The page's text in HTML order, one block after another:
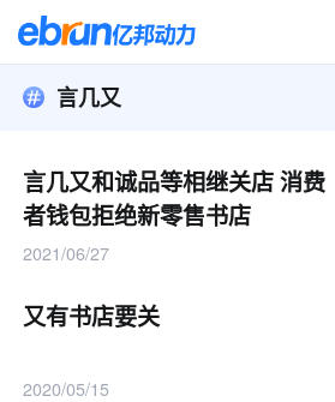
言几又
言几又和诚品等相继关店 消费
者钱包拒绝新零售书店
2021/06/27
又有书店要关
2020/05/15